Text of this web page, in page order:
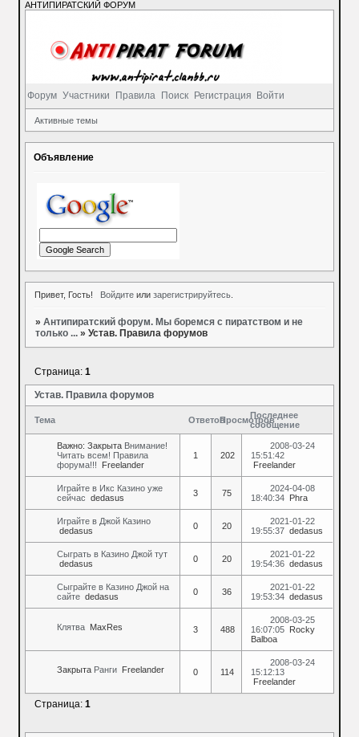
АНТИПИРАТСКИЙ ФОРУМ
Форум Участники Правила Поиск Регистрация Войти
Активные темы
Объявление
Привет, Гость! Войдитеили зарегистрируйтесь.
»Антипиратский форум. Мы боремся с пиратством и не
только ... »Устав. Правила форумов
Устав. Правила форумов
Страница:1
Тема ОтветовПросмотровПоследнее
сообщение
Важно: Закрыта Внимание!
Читать всем! Правила
форума!!!
Freelander
1 202
2008-03-24
15:51:42
Freelander
Играйте в Икс Казино уже
сейчас
dedasus 3 75
2024-04-08
18:40:34 Phra
Играйте в Джой Казино
dedasus
0 20
2021-01-22
19:55:37 dedasus
Сыграть в Казино Джой тут
dedasus
0 20
2021-01-22
19:54:36 dedasus
Сыграйте в Казино Джой на
сайте dedasus 0 36
2021-01-22
19:53:34 dedasus
Клятва MaxRes 3 488
2008-03-25
16:07:05 Rocky
Balboa
Закрыта Ранги Freelander 0 114
2008-03-24
15:12:13
Freelander
Страница:1